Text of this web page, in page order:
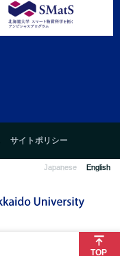
サイトポリシー
Japanese English